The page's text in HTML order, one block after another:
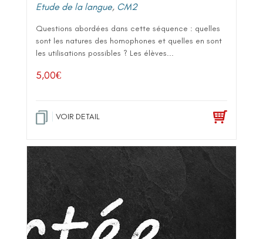
Etude de la langue, CM2
Questions abordées dans cette séquence : quelles
sont les natures des homophones et quelles en sont
les utilisations possibles ? Les élèves...
5,00€
VOIR DETAIL